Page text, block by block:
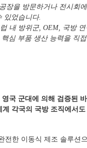
장을 방문하거나 전시회
있었습니다.
내 방위군, OEM, 국방
심 부품 생산 능력을 직
국 군대에 의해 검증된
계 각국의 국방 조직에서
전한 이동식 제조 솔루션